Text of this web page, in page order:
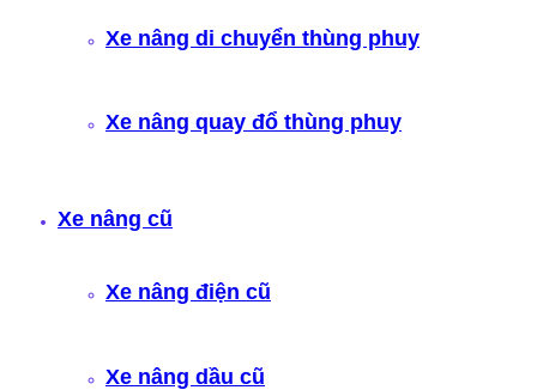
Xe nâng di chuyển thùng phuy
Xe nâng quay đổ thùng phuy
Xe nâng cũ
Xe nâng điện cũ
Xe nâng dầu cũ